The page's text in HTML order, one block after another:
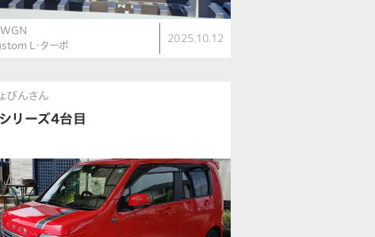
L・ターボ
2025.10.12
びんさん
リーズ4台目